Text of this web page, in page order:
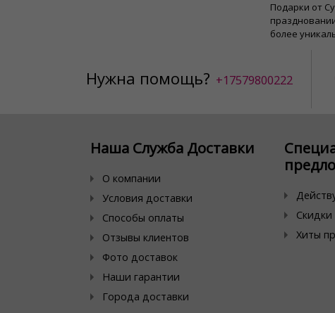
Подарки от
более
Нужна помощь? +17579800222
Наша Служба Доставки
О компании
Условия доставки
Способы оплаты
Отзывы клиентов
Фото доставок
Наши гарантии
Города доставки
Скидки
Хиты